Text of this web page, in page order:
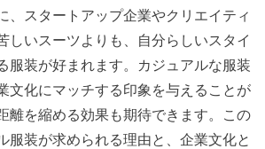
、スタートアップ企業やクリエイティ
しいスーツよりも、自分らしいスタイ
服装が好まれます。カジュアルな服装
文化にマッチする印象を与えることが
離を縮める効果も期待できます。この
服装が求められる理由と、企業文化と